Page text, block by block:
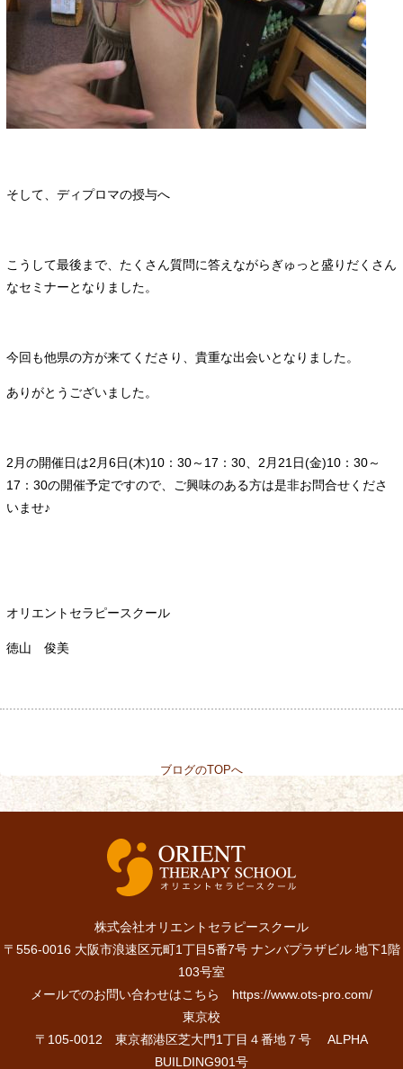
そして、ディプロマの授与へ
こうして最後まで、たくさん質問に答えながらぎゅっと盛りだくさん
なセミナーとなりました。
今回も他県の方が来てくださり、貴重な出会いとなりました。
ありがとうございました。
2月の開催日は2月6日(木)10：30～17：30、2月21日(金)10：30～
17：30の開催予定ですので、ご興味のある方は是非お問合せくださ
いませ♪
オリエントセラピースクール
徳山 俊美
ブログのTOPへ
株式会社オリエントセラピースクール
〒556-0016 大阪市浪速区元町1丁目5番7号 ナンバプラザビル 地下1階
103号室
メールでのお問い合わせはこちら
https://www.ots-pro.com/
東京校
〒105-0012 東京都港区芝大門1丁目４番地７号 ALPHA
BUILDING901号